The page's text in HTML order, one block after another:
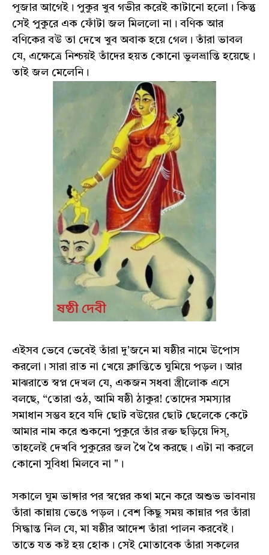
পূজার আগেই। পুকুর খুব গভীর করেই কাটানো হলো। কিন্তু
সেই পুকুরে এক ফোঁটা জল মিললো না। বণিক আর
বণিকের বউ তা দেখে খুব অবাক হয়ে গেল। তাঁরা ভাবল
যে, এক্ষেত্রে নিশ্চয়ই তাঁদের হয়ত কোনো ভুলভ্রান্তি হয়েছে।
তাই জল মেলেনি।
এইসব ভেবে ভেবেই তাঁরা দু'জনে মা ষষ্ঠীর নামে উপোস
করলো। সারা রাত না খেয়ে ক্লান্তিতে ঘুমিয়ে পড়ল। আর
মাঝরাতে স্বপ্ন দেখল যে, একজন সধবা স্ত্রীলোক এসে
বলছে, “তোরা ওঠ, আমি ষষ্ঠী ঠাকুর! তোদের সমস্যার
সমাধান সম্ভব হবে যদি ছোট বউয়ের ছোট ছেলেকে কেটে
আমার নাম করে শুকনো পুকুরে তাঁর রক্ত ছড়িয়ে দিস্,
তাহলেই দেখবি পুকুরের জল থৈ থৈ করছে। এটা না করলে
কোনো সুবিধা মিলবে না "।
সকালে ঘুম ভাঙ্গার পর স্বপ্নের কথা মনে করে অশুভ ভাবনায়
তাঁরা কান্নায় ভেঙে পড়ল। বেশ কিছু সময় কান্নার পর তাঁরা
সিদ্ধান্ত নিল যে, মা ষষ্ঠীর আদেশ তাঁরা পালন করবেই।
তাতে যত কষ্ট হয় হোক। সেই মোতাবেক তাঁরা সকলের